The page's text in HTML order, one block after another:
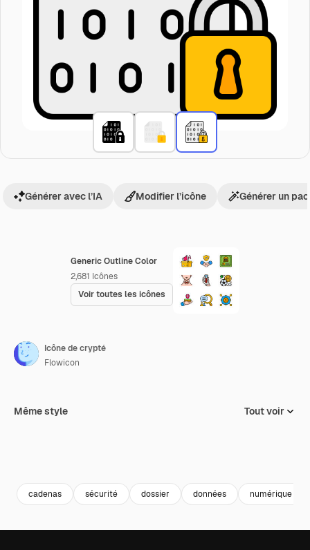
Generic Outline Color
2,681 Icônes
Voir toutes les icônes
Générer avec l’IA Modifier l’icône Générer un
Icône de crypté
Flowicon
Même style Tout voir
cadenas sécurité dossier données numérique